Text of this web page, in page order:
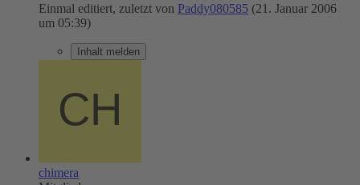
Einmal editiert, zuletzt von Paddy080585 (21. Januar 2006
um 05:39)
Inhalt melden
chimera